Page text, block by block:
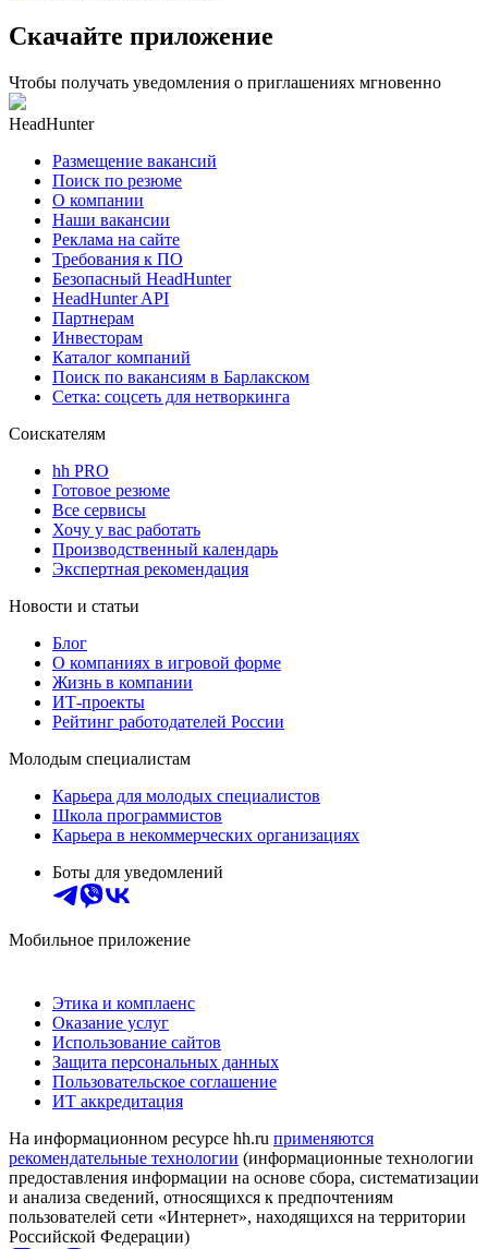
Скачайте приложение
Чтобы получать уведомления о приглашениях мгновенно
HeadHunter
Размещение вакансий
Поиск по резюме
О компании
Наши вакансии
Реклама на сайте
Требования к ПО
Безопасный HeadHunter
HeadHunter API
Партнерам
Инвесторам
Каталог компаний
Поиск по вакансиям в Барлакском
Сетка: соцсеть для нетворкинга
Соискателям
hh PRO
Готовое резюме
Все сервисы
Хочу у вас работать
Производственный календарь
Экспертная рекомендация
Новости и статьи
Блог
О компаниях в игровой форме
Жизнь в компании
ИТ-проекты
Рейтинг работодателей России
Молодым специалистам
Карьера для молодых специалистов
Школа программистов
Карьера в некоммерческих организациях
Боты для уведомлений
Мобильное приложение
Этика и комплаенс
Оказание услуг
Использование сайтов
Защита персональных данных
Пользовательское соглашение
ИТ аккредитация
На информационном ресурсе hh.ru применяются
рекомендательные технологии (информационные технологии
предоставления информации на основе сбора, систематизации
и анализа сведений, относящихся к предпочтениям
пользователей сети «Интернет», находящихся на территории
Российской Федерации)